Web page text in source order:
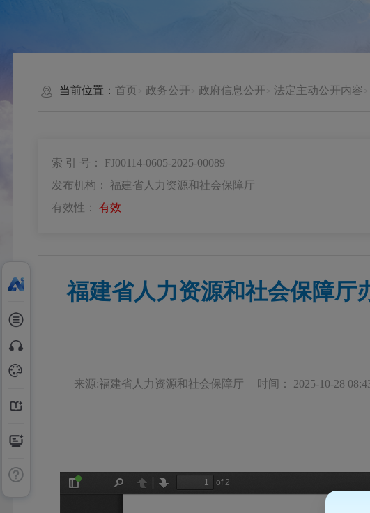
当前位置： 首页 政务公开 政府信息公开 法定主动公开内容
索 引 号： FJ00114-0605-2025-00089
发布机构： 福建省人力资源和社会保障厅
有效性： 有效
福建省人力资源和社会保障厅
来源:福建省人力资源和社会保障厅 时间： 2025-10-28